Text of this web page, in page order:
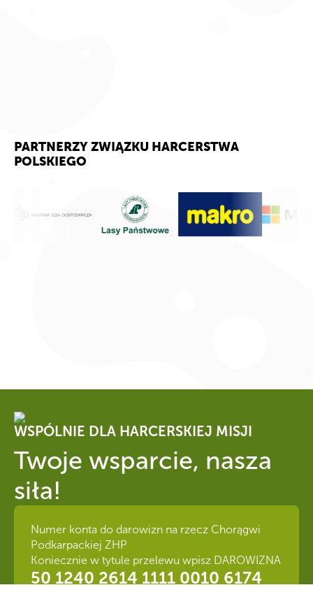
PARTNERZY ZWIĄZKU HARCERSTWA
POLSKIEGO
WSPÓLNIE DLA HARCERSKIEJ MISJI
Twoje wsparcie, nasza
siła!
Numer konta do darowizn na rzecz Chorągwi
Podkarpackiej ZHP
Koniecznie w tytule przelewu wpisz DAROWIZNA
50 1240 2614 1111 0010 6174